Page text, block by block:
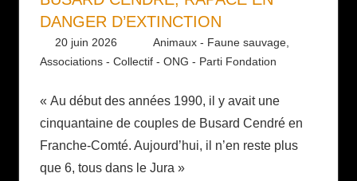
DANGER D’EXTINCTION
20 juin 2026 Daniel
Animaux - Faune sauvage,
Associations - Collectif - ONG - Parti Fondation
« Au début des années 1990, il y avait une
cinquantaine de couples de Busard Cendré en
Franche-Comté. Aujourd’hui, il n’en reste plus
que 6, tous dans le Jura »